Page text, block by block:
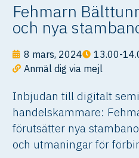
Fehmarn
och nya
8 mars, 2024 13.00-
Anmäl dig via mejl
Inbjudan till digitalt
handelskammare:
förutsätter nya
och utmaningar för